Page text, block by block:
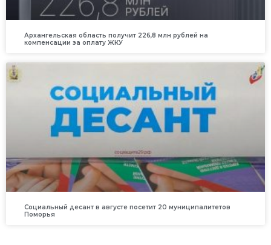
Архангельская область получит 226,8 млн рублей на
компенсации за оплату ЖКУ
Социальный десант в августе посетит 20 муниципалитетов
Поморья